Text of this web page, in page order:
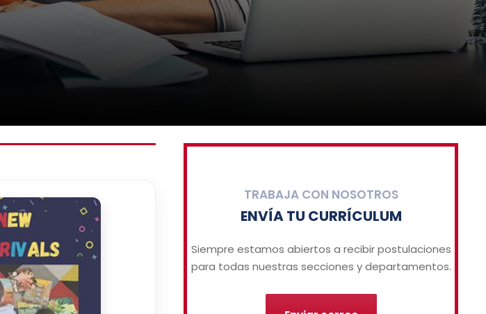
TRABAJA CON NOSOTROS
ENVÍA TU CURRÍCULUM
Siempre estamos abiertos a recibir postulaciones
para todas nuestras secciones y departamentos.